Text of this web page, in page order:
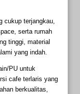
cukup terjangkau,
serta rumah
tinggi, material
yang indah.
PU untuk
cafe terlaris yang
berkualitas,